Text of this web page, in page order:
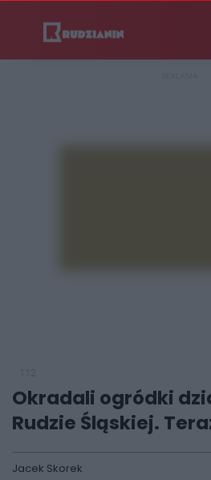
Okradali ogródki
Rudzie Śląskiej.
Jacek Skorek